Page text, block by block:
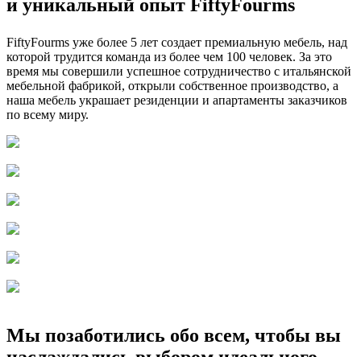
и уникальный опыт FiftyFourms
FiftyFourms уже более 5 лет создает премиальную мебель, над
которой трудится команда из более чем 100 человек. За это
время мы совершили успешное сотрудничество с итальянской
мебельной фабрикой, открыли собственное производство, а
наша мебель украшает резиденции и апартаменты заказчиков
по всему миру.
Мы позаботились обо всем, чтобы вы